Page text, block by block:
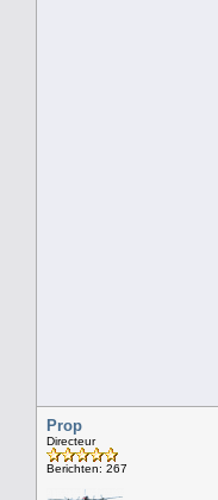
Prop
Directeur
Berichten: 267